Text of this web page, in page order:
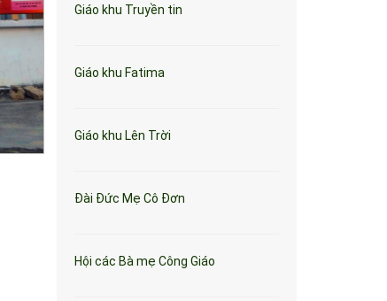
Giáo khu Truyền tin
Giáo khu Fatima
Giáo khu Lên Trời
Đài Đức Mẹ Cô Đơn
Hội các Bà mẹ Công Giáo